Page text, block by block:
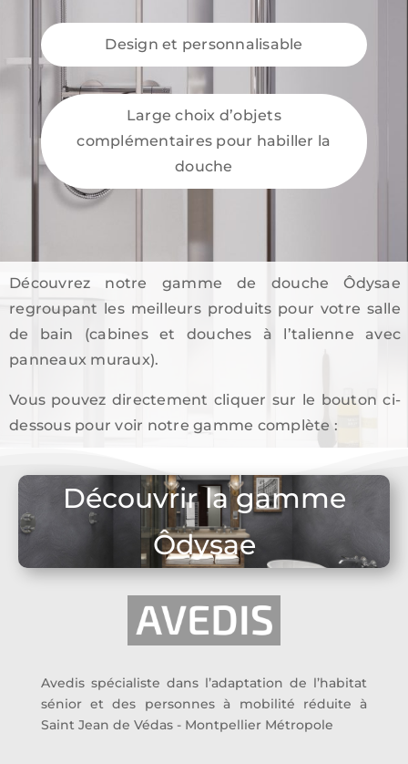
Design et personnalisable
Large choix d’objets
complémentaires pour habiller la
douche
Découvrez notre gamme de douche Ôdysae
regroupant les meilleurs produits pour votre salle
de bain (cabines et douches à l’talienne avec
panneaux muraux).
Vous pouvez directement cliquer sur le bouton ci-
dessous pour voir notre gamme complète :
Découvrir la gamme
Ôdysae
Avedis spécialiste dans l’adaptation de l’habitat
sénior et des personnes à mobilité réduite à
Saint Jean de Védas - Montpellier Métropole